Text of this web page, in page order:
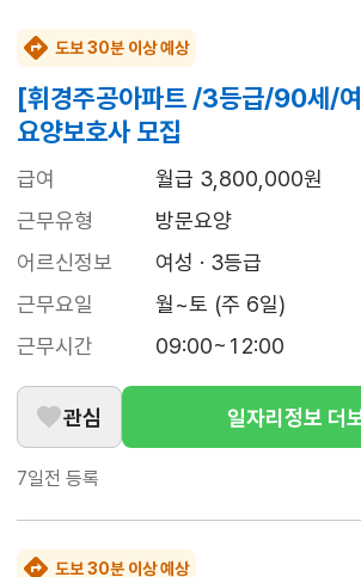
도보 30분 이상 예상
[휘경주공아파트 /3등급/90세/
요양보호사 모집
급여
월급 3,800,000원
근무유형
방문요양
어르신정보
여성 · 3등급
근무요일
월~토 (주 6일)
근무시간
09:00~12:00
관심 일자리정보 더
7일전 등록
도보 30분 이상 예상